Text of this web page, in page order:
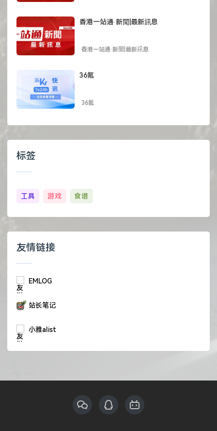
香港一站通·新聞|最新訊息
香港一站通·新聞|最新訊息
36氪
36氪
标签
工具 游戏 食谱
友情链接
EMLOG
站长笔记
小雅alist